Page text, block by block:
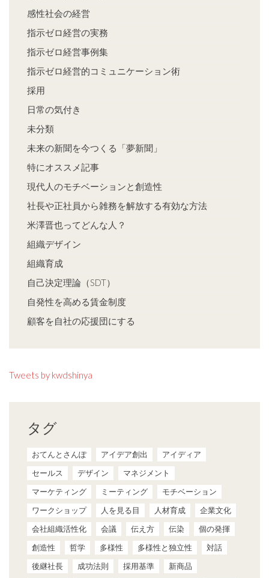
感性社会の経営
指示ゼロ経営の実務
指示ゼロ経営事例集
指示ゼロ経営的コミュニケーション術
採用
日常の気付き
未分類
未来の新聞を今つくる「夢新聞」
特にオススメ記事
現代人のモチベーションと創造性
社長や正社員から雑務を解放する有効な方法
米澤晋也ってどんな人？
組織デザイン
組織育成
自己決定理論（SDT）
自発性を高める賃金制度
顧客を自社の応援団にする
Tweets by kwdshinya
タグ
おてんとさんぽ アイデア創出
アイディア
セールス
デザイン
マネジメント
マーケティング
ミーティング
モチベーション
ワークショップ
人を見る目 人材育成
企業文化
会社組織活性化
会議 伝え方 伝染
個の発揮
創造性
哲学 多様性 多様性と独立性
対話
後継社長
成功法則 採用基準
新商品